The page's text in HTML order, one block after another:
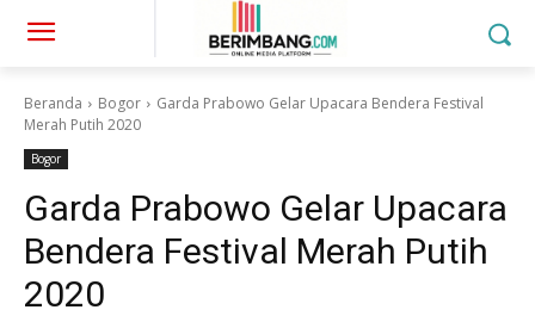
Beranda Bogor
Garda Prabowo Gelar Upacara Bendera Festival
Merah Putih 2020
Bogor
Garda Prabowo Gelar Upacara
Bendera Festival Merah Putih
2020